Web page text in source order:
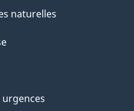
naturelles
urgences